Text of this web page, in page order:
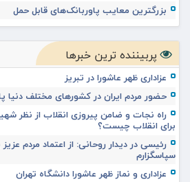
بزرگترین معایب پاوربانک‌های قابل حمل
پربیننده ترین خبرها
عزاداری ظهر عاشورا در تبریز
حضور مردم ایران در کشورهای مختلف دنیا
راه نجات و ضامن پیروزی انقلاب از نظر
برای انقلاب چیست؟
رئیسی در دیدار روحانی: از اعتماد مردم
سپاسگزارم
عزاداری و نماز ظهر عاشورا دانشگاه تهران